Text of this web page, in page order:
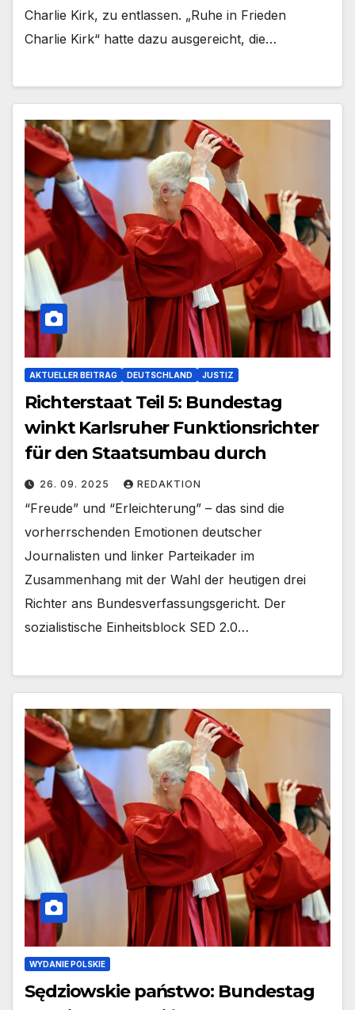
Charlie Kirk, zu entlassen. „Ruhe in Frieden
Charlie Kirk“ hatte dazu ausgereicht, die…
AKTUELLER BEITRAG DEUTSCHLAND JUSTIZ
Richterstaat Teil 5: Bundestag
winkt Karlsruher Funktionsrichter
für den Staatsumbau durch
26. 09. 2025 REDAKTION
“Freude” und “Erleichterung” – das sind die
vorherrschenden Emotionen deutscher
Journalisten und linker Parteikader im
Zusammenhang mit der Wahl der heutigen drei
Richter ans Bundesverfassungsgericht. Der
sozialistische Einheitsblock SED 2.0…
WYDANIE POLSKIE
Sędziowskie państwo: Bundestag